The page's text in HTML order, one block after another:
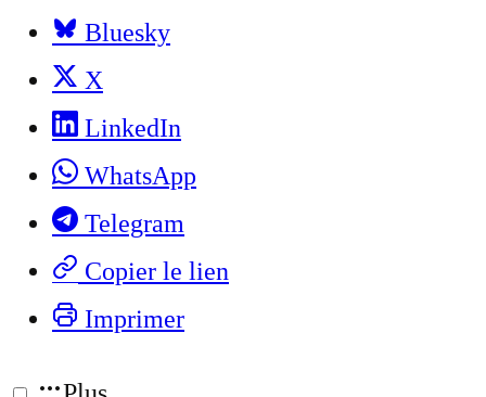
Bluesky
X
LinkedIn
WhatsApp
Telegram
Copier le lien
Imprimer